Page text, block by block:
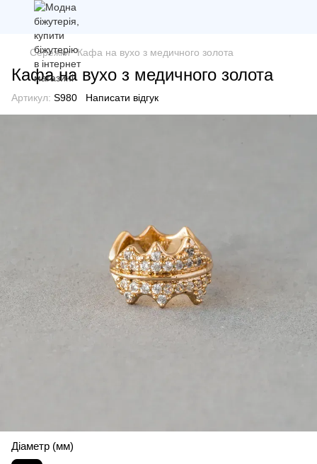
Сережки Кафа на вухо з медичного золота
Кафа на вухо з медичного золота
Артикул: S980 Написати відгук
Діаметр (мм)